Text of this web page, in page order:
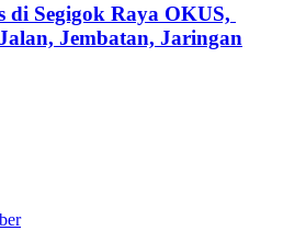
di Segigok Raya OKUS,
Jembatan, Jaringan